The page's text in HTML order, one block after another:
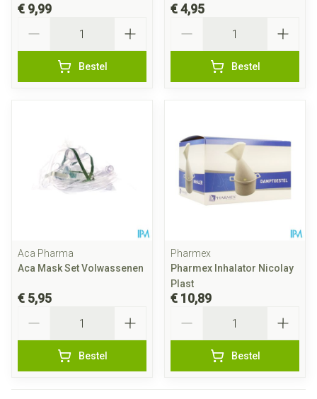
€ 9,99
Bestel
€ 4,95
Bestel
Aca Pharma
Aca Mask Set Volwassenen
€ 5,95
Bestel
Pharmex
Pharmex Inhalator Nicolay
Plast
€ 10,89
Bestel